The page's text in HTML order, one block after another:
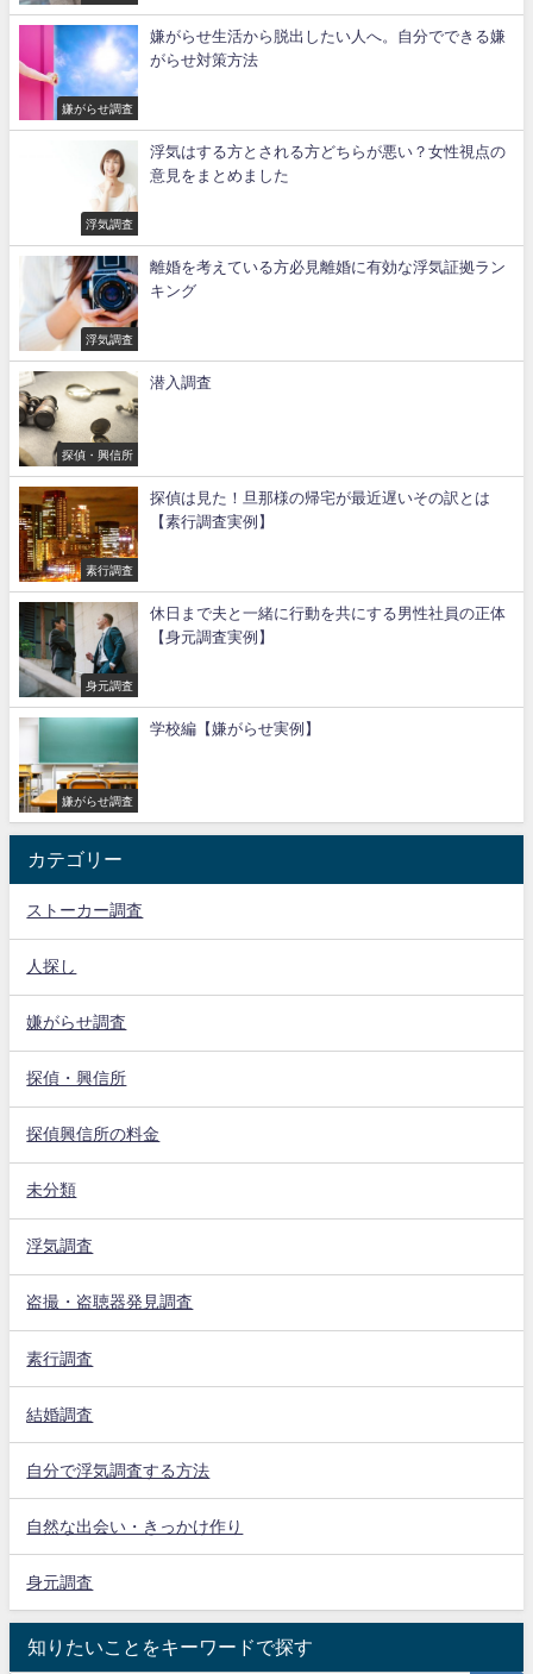
嫌がらせ調査
嫌がらせ生活から脱出したい人へ。自分でできる嫌
がらせ対策方法
浮気調査
浮気はする方とされる方どちらが悪い？女性視点の
意見をまとめました
浮気調査
離婚を考えている方必見離婚に有効な浮気証拠ラン
キング
探偵・興信所
潜入調査
素行調査
探偵は見た！旦那様の帰宅が最近遅いその訳とは
【素行調査実例】
身元調査
休日まで夫と一緒に行動を共にする男性社員の正体
【身元調査実例】
嫌がらせ調査
学校編【嫌がらせ実例】
カテゴリー
ストーカー調査
人探し
嫌がらせ調査
探偵・興信所
探偵興信所の料金
未分類
浮気調査
盗撮・盗聴器発見調査
素行調査
結婚調査
自分で浮気調査する方法
自然な出会い・きっかけ作り
身元調査
知りたいことをキーワードで探す